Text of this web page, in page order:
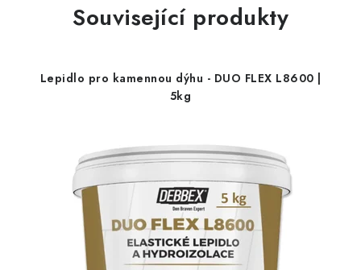
Související produkty
Lepidlo pro kamennou dýhu - DUO FLEX L8600 |
5kg